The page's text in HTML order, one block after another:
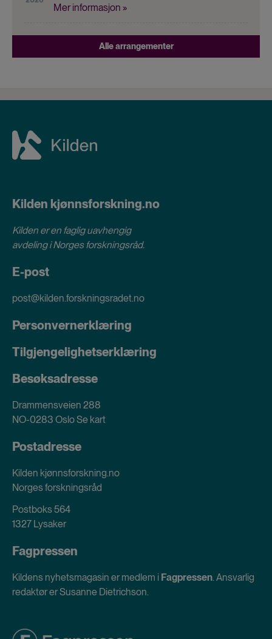
Mer informasjon »
Alle arrangementer
Kilden kjønnsforskning.no
Kilden er en faglig uavhengig
avdeling iNorges forskningsråd.
E-post
post@kilden.forskningsradet.no
Personvernerklæring
Tilgjengelighetserklæring
Besøksadresse
Drammensveien 288
NO-0283 OsloSe kart
Postadresse
Kilden kjønnsforskning.no
Norges forskningsråd
Postboks 564
1327 Lysaker
Fagpressen
Kildens nyhetsmagasin er medlem i Fagpressen. Ansvarlig
redaktør er Susanne Dietrichson.